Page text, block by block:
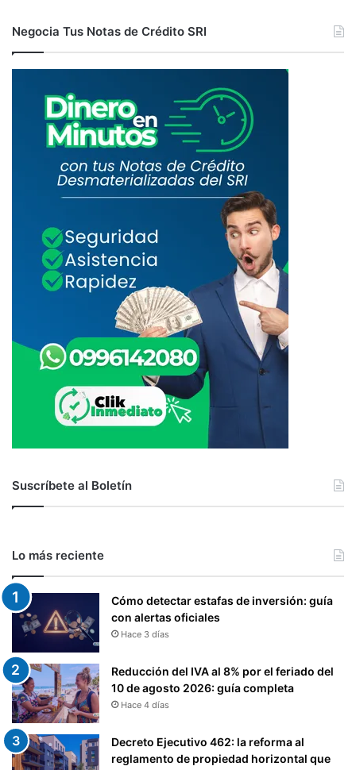
Negocia Tus Notas de Crédito SRI
Suscríbete al Boletín
Lo más reciente
Cómo detectar estafas de inversión: guía
con alertas oficiales
Hace 3 días
Reducción del IVA al 8% por el feriado del
10 de agosto 2026: guía completa
Hace 4 días
Decreto Ejecutivo 462: la reforma al
reglamento de propiedad horizontal que